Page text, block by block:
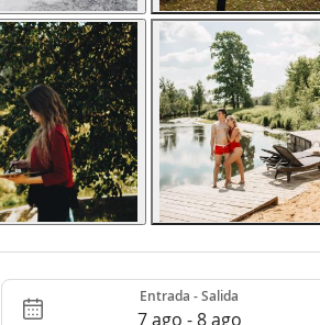
Entrada - Salida Entrada - Salida
7 ago - 8 ago
Ocupación: 2 personas, 1 habitación